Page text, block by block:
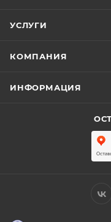
УСЛУГИ
КОМПАНИЯ
ИНФОРМАЦИЯ